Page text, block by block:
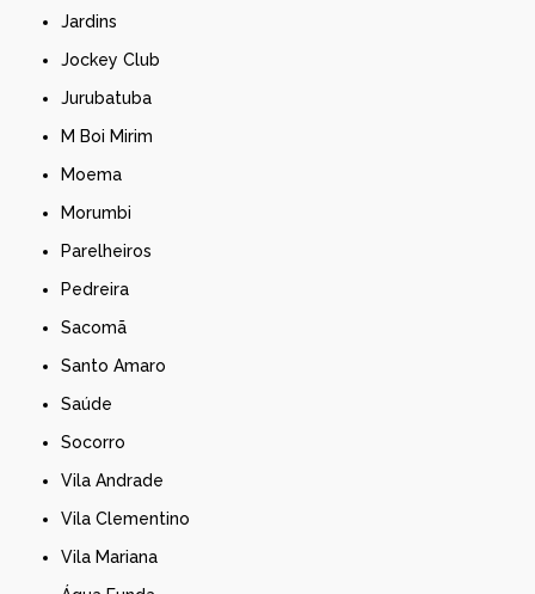
Jardins
Jockey Club
Jurubatuba
M Boi Mirim
Moema
Morumbi
Parelheiros
Pedreira
Sacomã
Santo Amaro
Saúde
Socorro
Vila Andrade
Vila Clementino
Vila Mariana